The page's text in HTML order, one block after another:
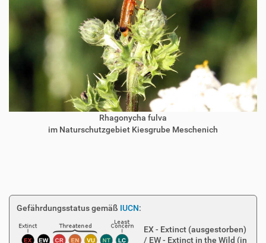
Rhagonycha fulva
im Naturschutzgebiet Kiesgrube Meschenich
Gefährdungsstatus gemäß IUCN:
EX - Extinct (ausgestorben)
/ EW - Extinct in the Wild (in